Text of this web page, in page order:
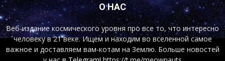
О НАС
Веб-издание космического уровня про все то, что интересно
человеку в 21 веке. Ищем и находим во вселенной самое
важное и доставляем вам-котам на Землю. Больше новостей